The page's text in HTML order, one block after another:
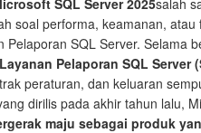
SQL Server 2025salah
soal performa, keamanan, atau
Pelaporan SQL Server. Selama
Layanan Pelaporan SQL Server
peraturan, dan keluaran
dirilis pada akhir tahun lalu,
maju sebagai produk